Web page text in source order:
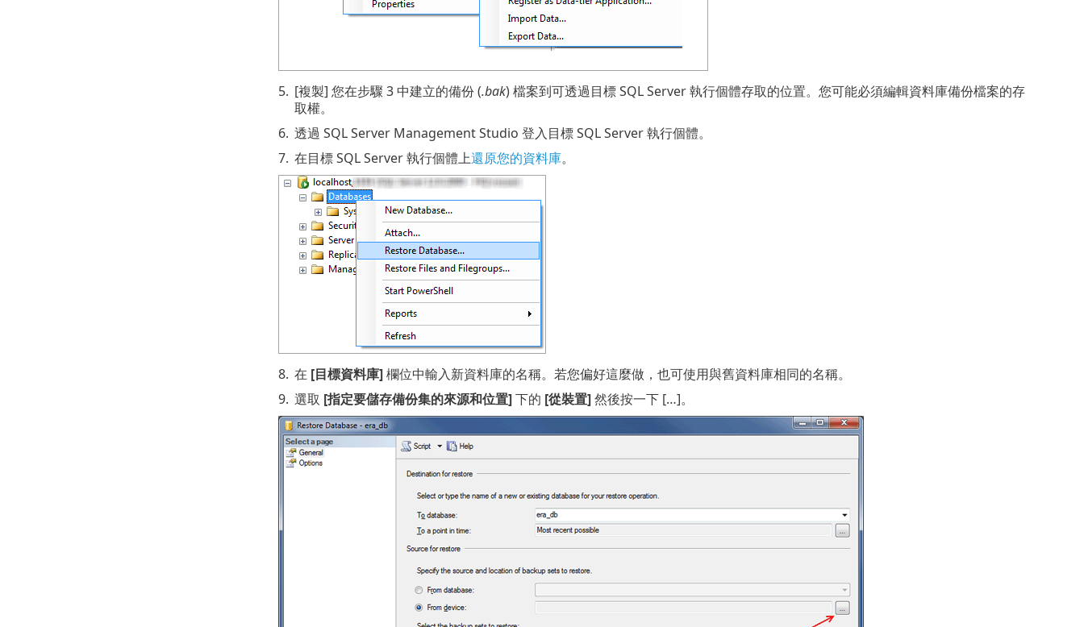
5. [複製] 您在步驟 3 中建立的備份 (.bak) 檔案到可透過目標 SQL Server 執行個體存取的位置。您可能必須編輯資料庫備份檔案的存
取權。
6. 透過 SQL Server Management Studio 登入目標 SQL Server 執行個體。
7. 在目標 SQL Server 執行個體上還原您的資料庫。
8. 在 [目標資料庫]欄位中輸入新資料庫的名稱。若您偏好這麼做，也可使用與舊資料庫相同的名稱。
9. 選取 [指定要儲存備份集的來源和位置]下的 [從裝置]然後按一下 […]。